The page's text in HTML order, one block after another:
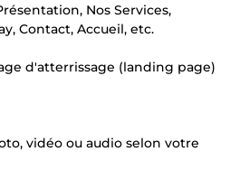
Nos Services,
Contact, Accueil, etc.
d'atterrissage (landing page)
vidéo ou audio selon votre